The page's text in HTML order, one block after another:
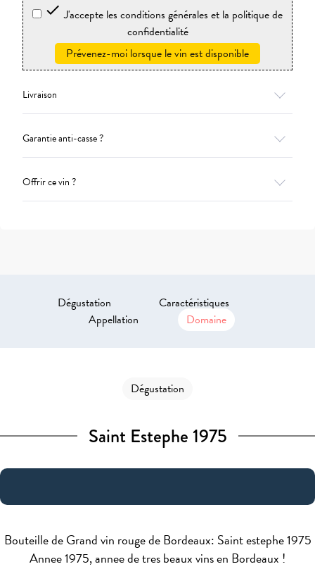
 J'accepte les conditions générales et la politique de
confidentialité
Prévenez-moi lorsque le vin est disponible
Livraison
Garantie anti-casse ?
Offrir ce vin ?
Dégustation
Caractéristiques
Appellation
Domaine
Dégustation
Saint Estephe 1975
Bouteille de Grand vin rouge de Bordeaux: Saint estephe 1975
Annee 1975, annee de tres beaux vins en Bordeaux !